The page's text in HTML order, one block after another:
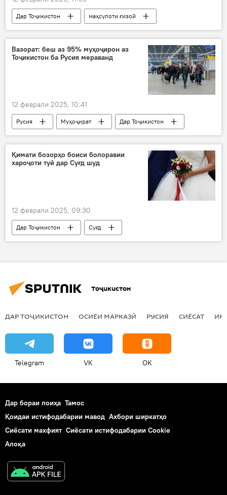
Дар Тоҷикистон
маҳсулоти ғизоӣ
омор
болоравии нарх қиматшавӣ
Вазорат: беш аз 95% муҳоҷирон аз
Тоҷикистон ба Русия мераванд
12 феврали 2025, 10:41
Русия Муҳоҷират Дар Тоҷикистон
Қимати бозорҳо боиси болоравии
хароҷоти туй дар Суғд шуд
12 феврали 2025, 09:30
Дар Тоҷикистон
Суғд
қонуни танзим
Тоҷикистон
ДАР ТОҶИКИСТОН ОСИЁИ МАРКАЗӢ РУСИЯ СИЁСАТ
Telegram VK OK
Дар бораи лоиҳа Тамос
Қоидаи истифодабарии мавод Ахбори ширкатҳо
Сиёсати махфият Сиёсати истифодабарии Cookie
Алоқа